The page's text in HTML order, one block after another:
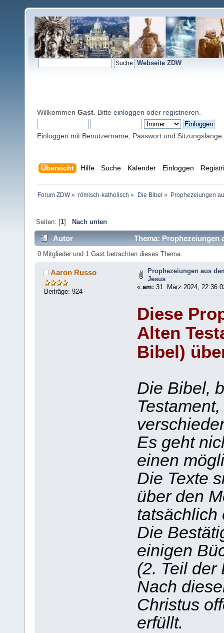
Webseite ZDW
Willkommen Gast . Bitte einloggen oder registrieren
Einloggen mit Benutzername, Passwort und Sitzungslänge
Übersicht Hilfe Suche Kalender Einloggen
Forum ZDW» römisch-katholisch » Die Bibel » Prophezeiungen
Seiten: [1] Nach unten
Autor Thema: Prophezeiungen
0 Mitglieder und 1 Gast betrachten dieses Thema.
Aaron Russo
Beiträge: 924
Prophezeiungen aus
Jesus
« am: 31. März 2024,
Diese
Alten
Bibel)
Die Bibel,
Es geht
einen
Die Texte
über den
tatsächlich
Die
einigen
(2. Teil der
Nach
Christus
erfüllt.